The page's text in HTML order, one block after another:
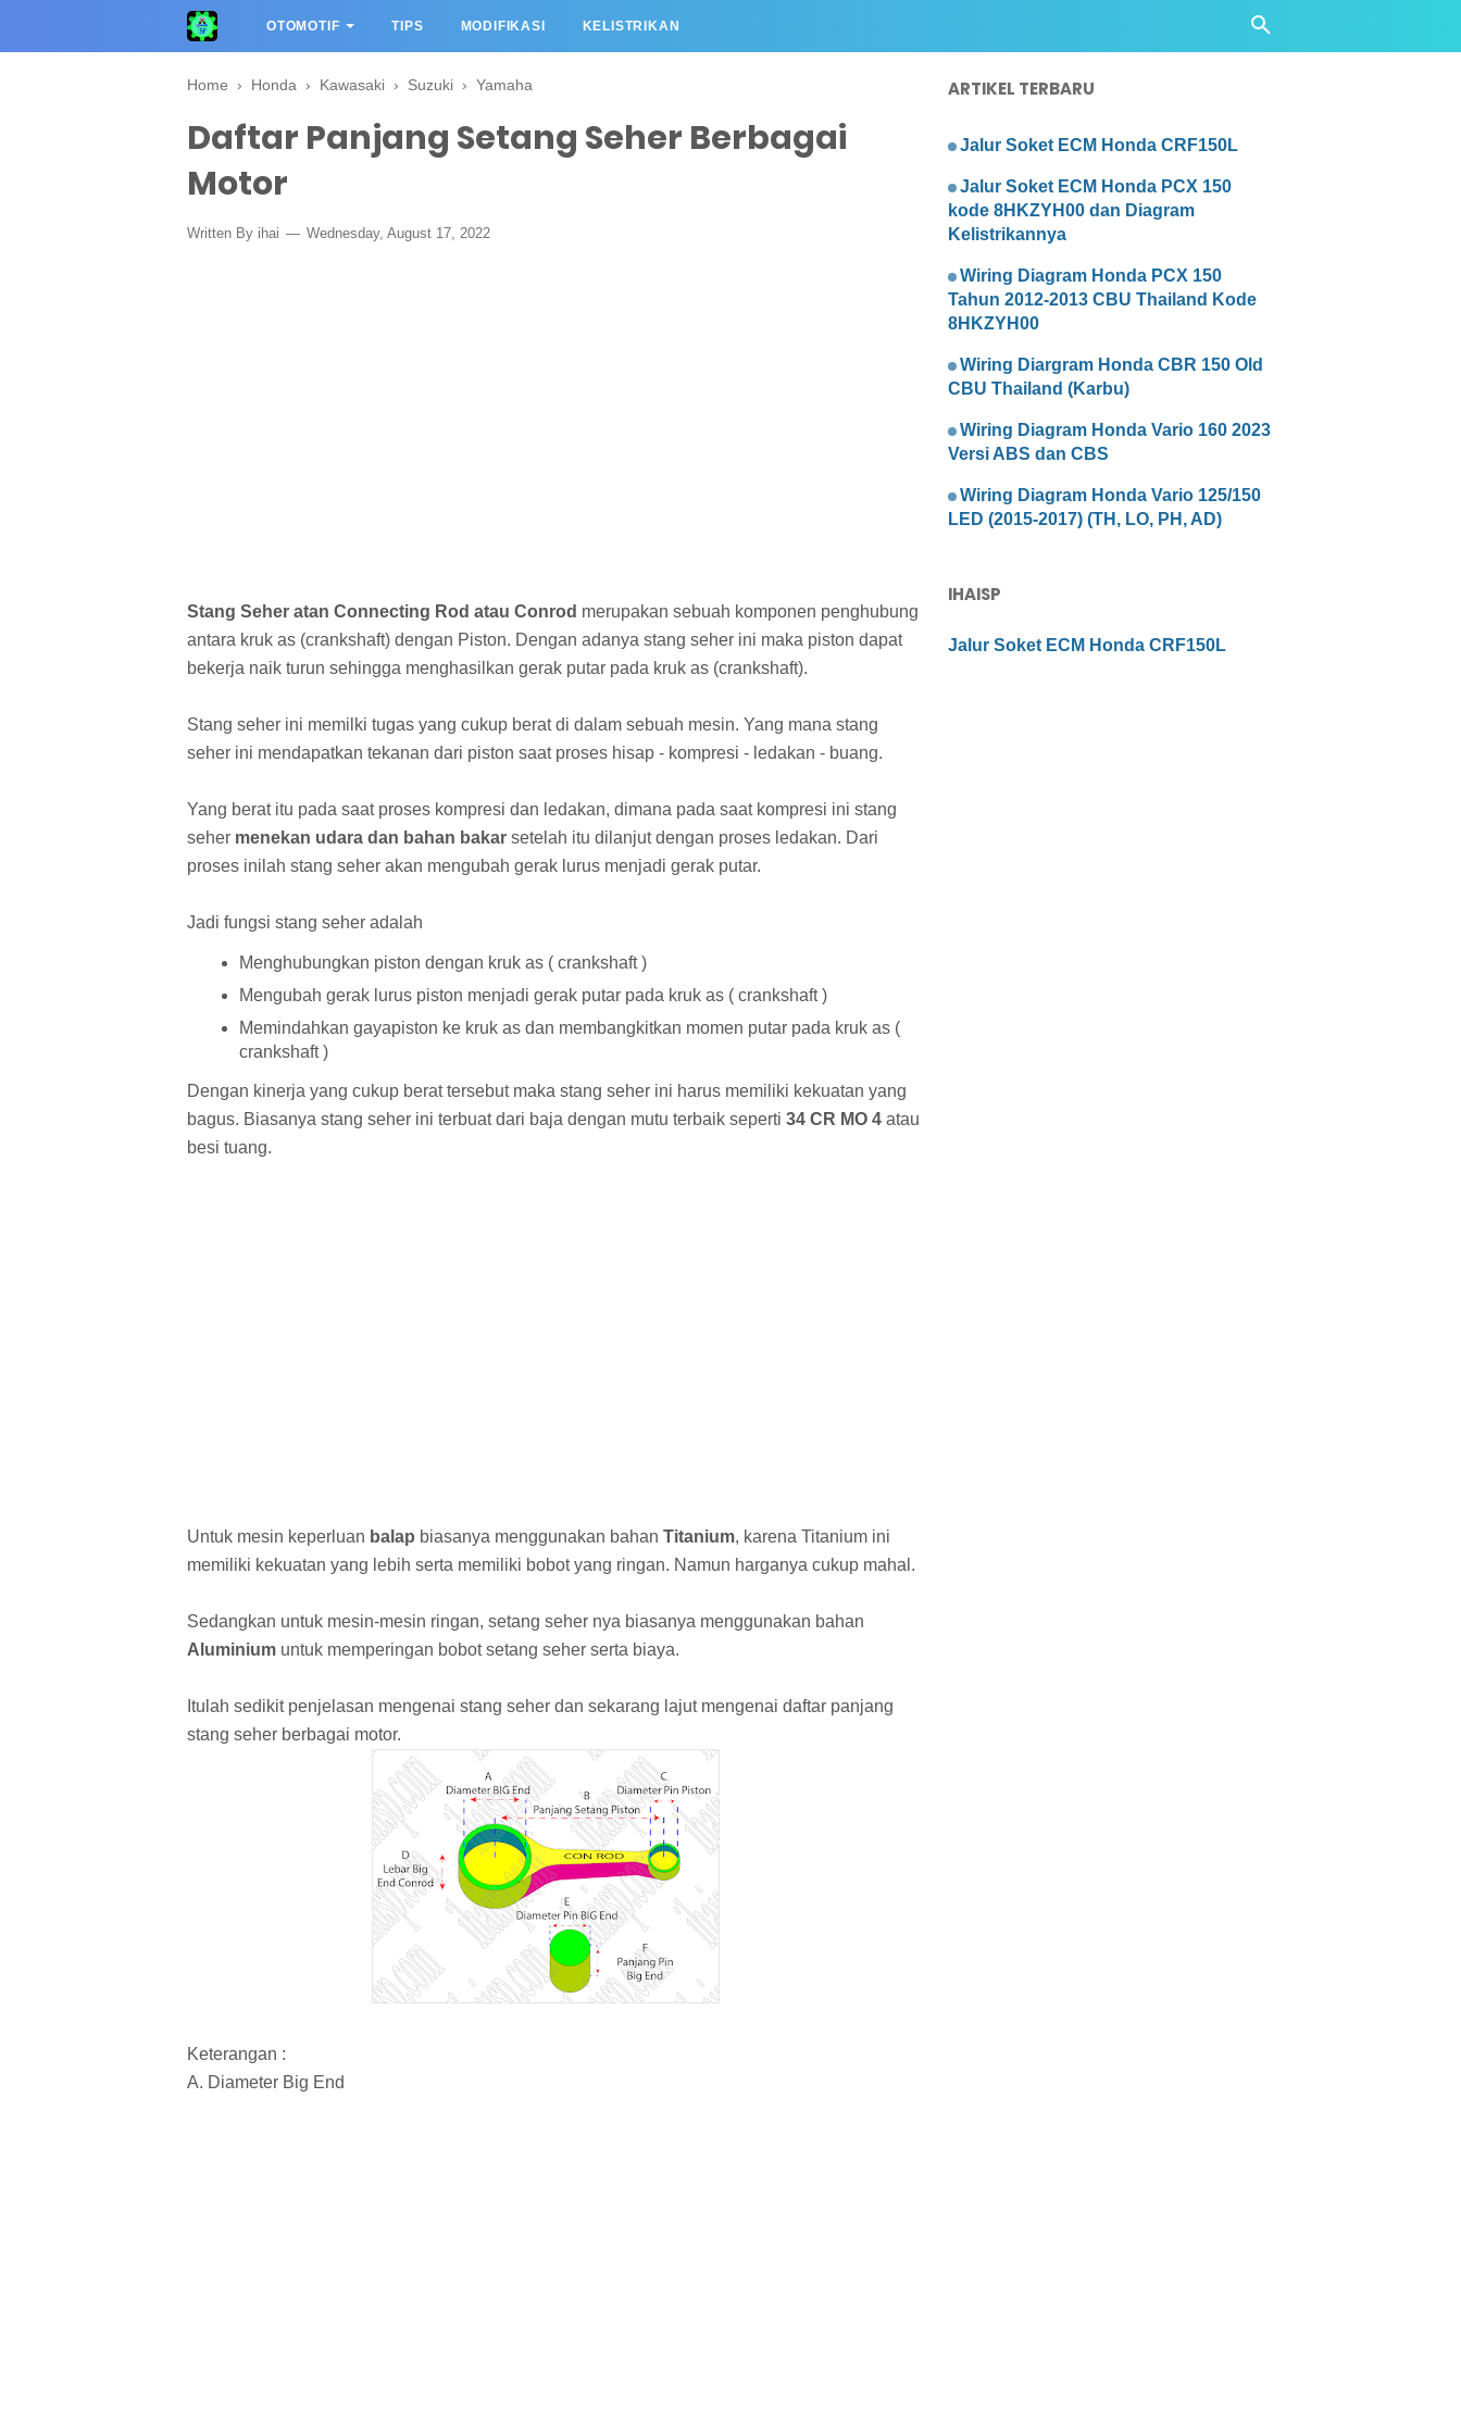
OTOMOTIF TIPS MODIFIKASI KELISTRIKAN
Home › Honda › Kawasaki › Suzuki › Yamaha
Daftar Panjang Setang Seher Berbagai
Motor
Written By ihai Wednesday, August 17, 2022
Stang Seher atan Connecting Rod atau Conrod merupakan sebuah komponen penghubung
antara kruk as (crankshaft) dengan Piston. Dengan adanya stang seher ini maka piston dapat
bekerja naik turun sehingga menghasilkan gerak putar pada kruk as (crankshaft).
Stang seher ini memilki tugas yang cukup berat di dalam sebuah mesin. Yang mana stang
seher ini mendapatkan tekanan dari piston saat proses hisap - kompresi - ledakan - buang.
Yang berat itu pada saat proses kompresi dan ledakan, dimana pada saat kompresi ini stang
seher menekan udara dan bahan bakar setelah itu dilanjut dengan proses ledakan. Dari
proses inilah stang seher akan mengubah gerak lurus menjadi gerak putar.
Jadi fungsi stang seher adalah
Menghubungkan piston dengan kruk as ( crankshaft )
Mengubah gerak lurus piston menjadi gerak putar pada kruk as ( crankshaft )
Memindahkan gayapiston ke kruk as dan membangkitkan momen putar pada kruk as (
crankshaft )
Dengan kinerja yang cukup berat tersebut maka stang seher ini harus memiliki kekuatan yang
bagus. Biasanya stang seher ini terbuat dari baja dengan mutu terbaik seperti 34 CR MO 4 atau
besi tuang.
Untuk mesin keperluan balap biasanya menggunakan bahan Titanium, karena Titanium ini
memiliki kekuatan yang lebih serta memiliki bobot yang ringan. Namun harganya cukup mahal.
Sedangkan untuk mesin-mesin ringan, setang seher nya biasanya menggunakan bahan
Aluminium untuk memperingan bobot setang seher serta biaya.
Itulah sedikit penjelasan mengenai stang seher dan sekarang lajut mengenai daftar panjang
stang seher berbagai motor.
Keterangan :
A. Diameter Big End
ARTIKEL TERBARU
Jalur Soket ECM Honda CRF150L
Jalur Soket ECM Honda PCX 150
kode 8HKZYH00 dan Diagram
Kelistrikannya
Wiring Diagram Honda PCX 150
Tahun 2012-2013 CBU Thailand Kode
8HKZYH00
Wiring Diargram Honda CBR 150 Old
CBU Thailand (Karbu)
Wiring Diagram Honda Vario 160 2023
Versi ABS dan CBS
Wiring Diagram Honda Vario 125/150
LED (2015-2017) (TH, LO, PH, AD)
IHAISP
Jalur Soket ECM Honda CRF150L